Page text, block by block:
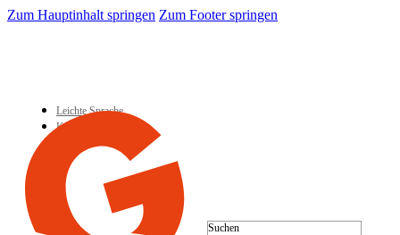
Zum Hauptinhalt springen Zum Footer springen
Leichte Sprache
Kontakt
Suchen